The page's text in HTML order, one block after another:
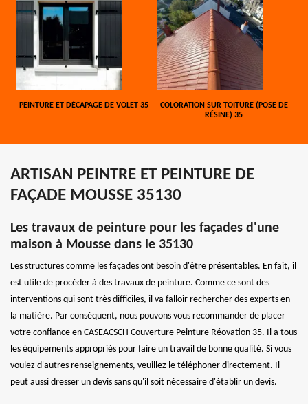
PEINTURE ET DÉCAPAGE DE VOLET 35
COLORATION SUR TOITURE (POSE DE
RÉSINE) 35
ARTISAN PEINTRE ET PEINTURE DE
FAÇADE MOUSSE 35130
Les travaux de peinture pour les façades d'une
maison à Mousse dans le 35130
Les structures comme les façades ont besoin d'être présentables. En fait, il
est utile de procéder à des travaux de peinture. Comme ce sont des
interventions qui sont très difficiles, il va falloir rechercher des experts en
la matière. Par conséquent, nous pouvons vous recommander de placer
votre confiance en CASEACSCH Couverture Peinture Réovation 35. Il a tous
les équipements appropriés pour faire un travail de bonne qualité. Si vous
voulez d'autres renseignements, veuillez le téléphoner directement. Il
peut aussi dresser un devis sans qu'il soit nécessaire d'établir un devis.